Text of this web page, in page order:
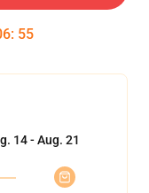
: 54
14 - Aug. 21